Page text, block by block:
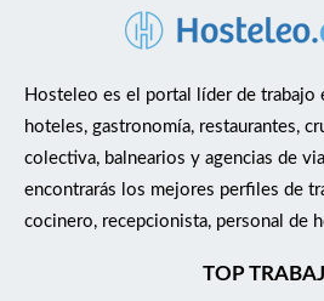
Hosteleo es el portal líder de trabajo
hoteles, gastronomía, restaurantes,
colectiva, balnearios y agencias de
encontrarás los mejores perfiles de
cocinero, recepcionista, personal de
TOP